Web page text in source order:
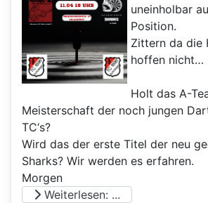
uneinholbar
Position.
Zittern da die
hoffen nicht…
Holt das A-
Meisterschaft der noch jungen
TC‘s?
Wird das der erste Titel der neu
Sharks? Wir werden es erfahren.
Morgen
Weiterlesen: ...